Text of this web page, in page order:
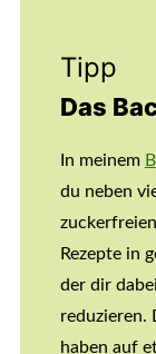
Tipp
Das
In meinem
du neben
Rezepte in
der dir
reduzieren.
haben auf